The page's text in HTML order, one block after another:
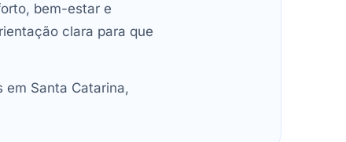
bem-estar e
clara para que
Santa Catarina,